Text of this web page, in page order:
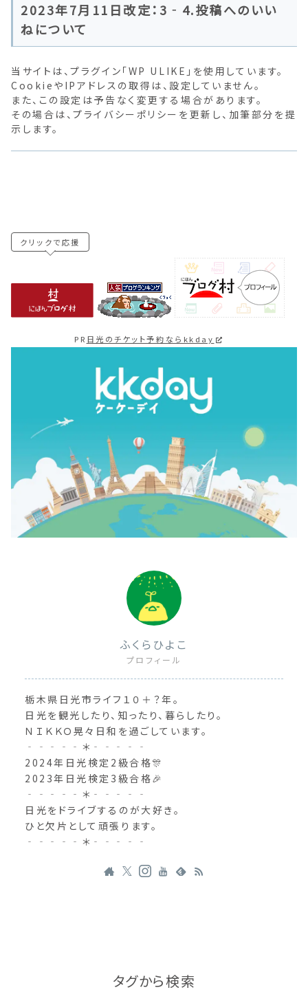
2023年7月11日改定：3‐4.投稿へのいい
ねについて
当サイトは、プラグイン「WP ULIKE」を使用しています。
CookieやIPアドレスの取得は、設定していません。
また、この設定は予告なく変更する場合があります。
その場合は、プライバシーポリシーを更新し、加筆部分を提
示します。
クリックで応援
PR 日光のチケット予約ならkkday
ふくらひよこ
プロフィール
栃木県日光市ライフ１０＋？年。
日光を観光したり、知ったり、暮らしたり。
ＮＩＫＫＯ晃々日和を過ごしています。
‐‐‐‐‐＊‐‐‐‐‐
2024年日光検定2級合格🎊
2023年日光検定3級合格🎉
‐‐‐‐‐＊‐‐‐‐‐
日光をドライブするのが大好き。
ひと欠片として頑張ります。
‐‐‐‐‐＊‐‐‐‐‐
タグから検索